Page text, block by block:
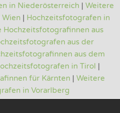
in Niederösterreich | Weitere
| Hochzeitsfotografen in
Hochzeitsfotografinnen aus
aus der
aus dem
in Tirol |
für Kärnten | Weitere
in Vorarlberg